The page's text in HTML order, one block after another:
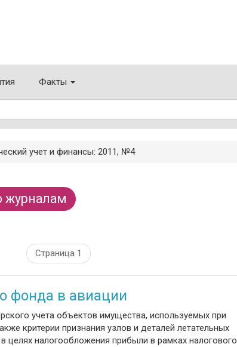
Факты
учет и финансы: 2011, №4
журналам
Страница 1
фонда в авиации
учета объектов имущества, используемых при
критерии признания узлов и деталей летательных
налогообложения прибыли в рамках налогового